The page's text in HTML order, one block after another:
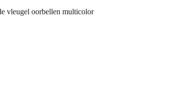
vleugel oorbellen multicolor